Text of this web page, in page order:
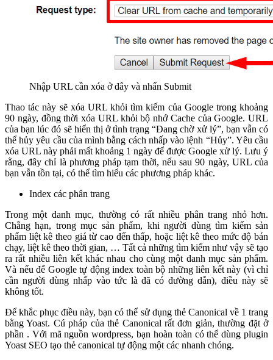
Nhập URL cần xóa ở đây và nhấn Submit
Thao tác này sẽ xóa URL khỏi tìm kiếm của Google trong khoảng
90 ngày, đồng thời xóa URL khỏi bộ nhớ Cache của Google. URL
của bạn lúc đó sẽ hiển thị ở tình trạng “Đang chờ xử lý”, bạn vẫn có
thể hủy yêu cầu của mình bằng cách nhấp vào lệnh “Hủy”. Yêu cầu
xóa URL này phải mất khoảng 1 ngày để được Google xử lý. Lưu ý
rằng, đây chỉ là phương pháp tạm thời, nếu sau 90 ngày, URL của
bạn vẫn tồn tại, có thể tìm hiểu các phương pháp khác.
Index các phân trang
Trong một danh mục, thường có rất nhiều phân trang nhỏ hơn.
Chẳng hạn, trong mục sản phẩm, khi người dùng tìm kiếm sản
phẩm liệt kê theo giá từ cao đến thấp, hoặc liệt kê theo mức độ bán
chạy, liệt kê theo thời gian, … Tất cả những tìm kiếm như vậy sẽ tạo
ra rất nhiều liên kết khác nhau cho cùng một danh mục sản phẩm.
Và nếu để Google tự động index toàn bộ những liên kết này (vì chỉ
cần người dùng nhấp vào tức là đã có đường dẫn), điều này sẽ
không tốt.
Để khắc phục điều này, bạn có thể sử dụng thẻ Canonical về 1 trang
bằng Yoast. Cú pháp của thẻ Canonical rất đơn giản, thường đặt ở
phần . Với mã nguồn wordpress, bạn hoàn toàn có thể dùng plugin
Yoast SEO tạo thẻ canonical tự động một các nhanh chóng.